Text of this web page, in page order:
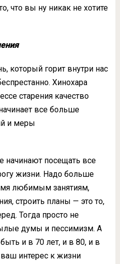
что вы ну никак не хотите
который горит внутри нас
Хинохара
старения качество
все больше
и меры
начинают посещать все
жизни. Надо больше
любимым занятиям,
строить планы — это то,
Тогда просто не
думы и пессимизм. А
и в 70 лет, и в 80, и в
интерес к жизни